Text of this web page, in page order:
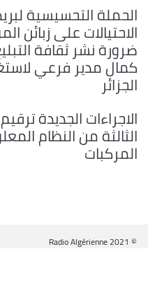
الحملة التحسيسية
الاحتيالات على زبائن
ضرورة نشر ثقافة
كمال مدير فرعي
الجزائر
الاجراءات الجديدة
الثالثة من النظام
المركبات
© Radio Algérienne 2021